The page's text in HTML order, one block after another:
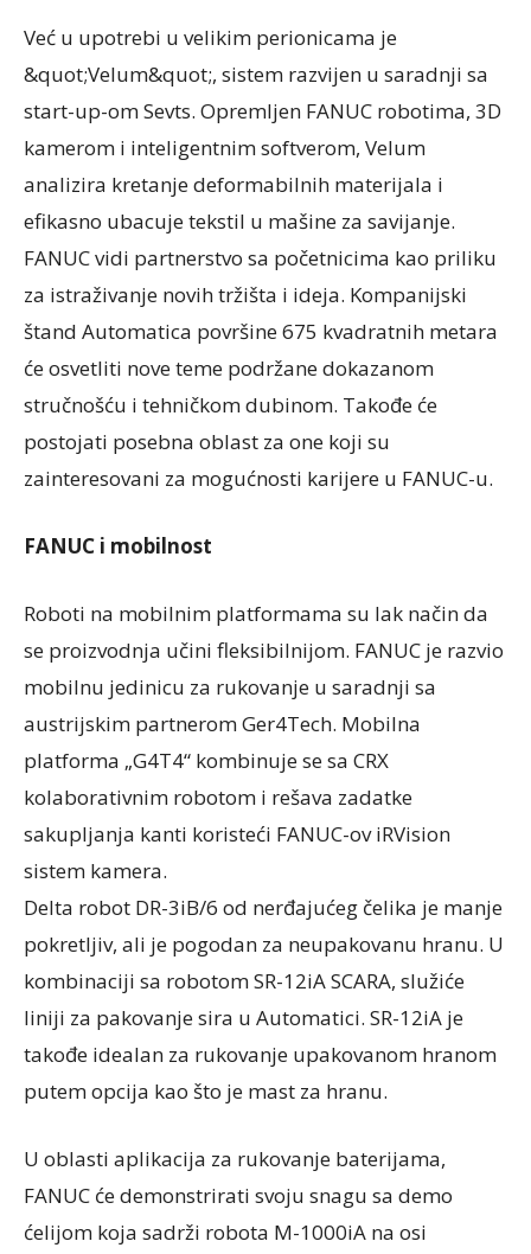
Već u upotrebi u velikim perionicama je
&quot;Velum&quot;, sistem razvijen u saradnji sa
start-up-om Sevts. Opremljen FANUC robotima, 3D
kamerom i inteligentnim softverom, Velum
analizira kretanje deformabilnih materijala i
efikasno ubacuje tekstil u mašine za savijanje.
FANUC vidi partnerstvo sa početnicima kao priliku
za istraživanje novih tržišta i ideja. Kompanijski
štand Automatica površine 675 kvadratnih metara
će osvetliti nove teme podržane dokazanom
stručnošću i tehničkom dubinom. Takođe će
postojati posebna oblast za one koji su
zainteresovani za mogućnosti karijere u FANUC-u.
FANUC i mobilnost
Roboti na mobilnim platformama su lak način da
se proizvodnja učini fleksibilnijom. FANUC je razvio
mobilnu jedinicu za rukovanje u saradnji sa
austrijskim partnerom Ger4Tech. Mobilna
platforma „G4T4“ kombinuje se sa CRX
kolaborativnim robotom i rešava zadatke
sakupljanja kanti koristeći FANUC-ov iRVision
sistem kamera.
Delta robot DR-3iB/6 od nerđajućeg čelika je manje
pokretljiv, ali je pogodan za neupakovanu hranu. U
kombinaciji sa robotom SR-12iA SCARA, služiće
liniji za pakovanje sira u Automatici. SR-12iA je
takođe idealan za rukovanje upakovanom hranom
putem opcija kao što je mast za hranu.
U oblasti aplikacija za rukovanje baterijama,
FANUC će demonstrirati svoju snagu sa demo
ćelijom koja sadrži robota M-1000iA na osi